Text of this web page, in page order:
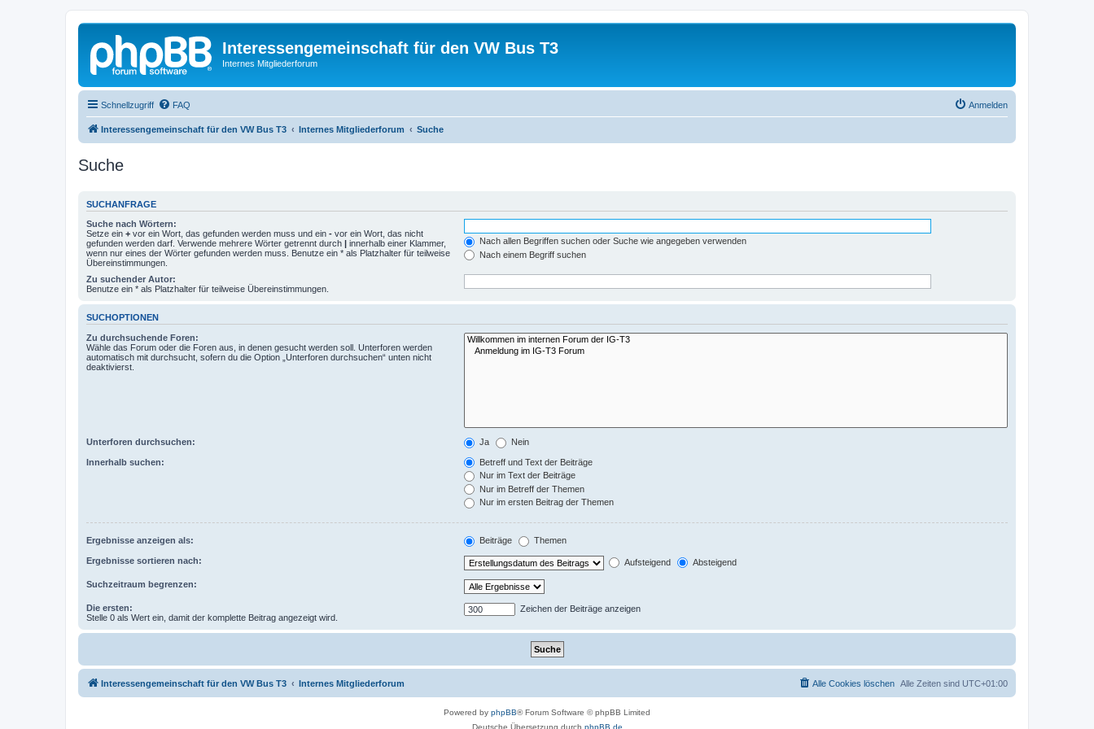
Interessengemeinschaft für den VW Bus T3
Internes Mitgliederforum
Schnellzugriff FAQ Anmelden
Interessengemeinschaft für den VW Bus T3 Internes Mitgliederforum Suche
Suche
SUCHANFRAGE
Suche nach Wörtern:
Setze ein + vor ein Wort, das gefunden werden muss und ein - vor ein Wort, das nicht
gefunden werden darf. Verwende mehrere Wörter getrennt durch | innerhalb einer Klammer,
wenn nur eines der Wörter gefunden werden muss. Benutze ein * als Platzhalter für teilweise
Übereinstimmungen.
Nach allen Begriffen suchen oder Suche wie angegeben verwenden
Nach einem Begriff suchen
Zu suchender Autor:
Benutze ein * als Platzhalter für teilweise Übereinstimmungen.
SUCHOPTIONEN
Zu durchsuchende Foren:
Wähle das Forum oder die Foren aus, in denen gesucht werden soll. Unterforen werden
automatisch mit durchsucht, sofern du die Option „Unterforen durchsuchen“ unten nicht
deaktivierst.
Unterforen durchsuchen: Ja Nein
Innerhalb suchen:
Betreff und Text der Beiträge
Nur im Text der Beiträge
Nur im Betreff der Themen
Nur im ersten Beitrag der Themen
Ergebnisse anzeigen als: Beiträge Themen
Ergebnisse sortieren nach: Aufsteigend Absteigend
Suchzeitraum begrenzen:
Die ersten:
Stelle 0 als Wert ein, damit der komplette Beitrag angezeigt wird.
Zeichen der Beiträge anzeigen
Interessengemeinschaft für den VW Bus T3 Internes Mitgliederforum Alle Zeiten sind UTC+01:00
Alle Cookies löschen
Powered by phpBB® Forum Software © phpBB Limited
Deutsche Übersetzung durch phpBB.de